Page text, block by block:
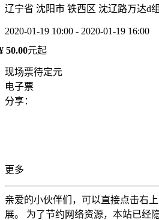
辽宁省 沈阳市 铁西区 沈辽路万达d
2020-01-19 10:00 - 2020-01-19 16:00
50.00元起
现场票待定元
电子票
分享：
更多
亲爱的小伙伴们，可以直接点击右
展。 为了节约网络资源，本站已经